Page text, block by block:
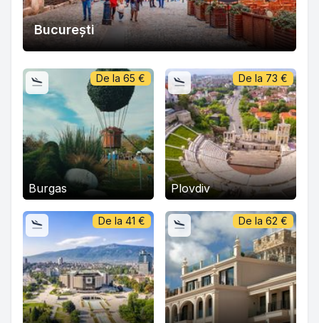
București
Burgas
De la 65 €
Plovdiv
De la 73 €
De la 41 € De la 62 €